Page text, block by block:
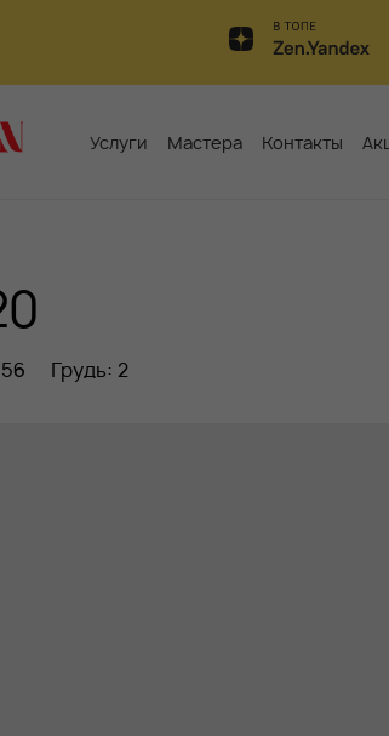
Услуги Мастера Контакты
Грудь: 2